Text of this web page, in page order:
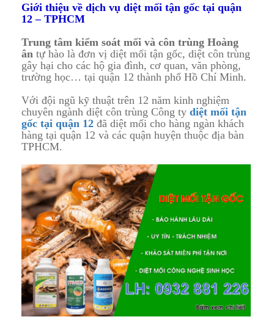
Giới thiệu về dịch vụ diệt mối tận gốc tại quận
12 – TPHCM
Trung tâm kiểm soát mối và côn trùng Hoàng
ân tự hào là đơn vị diệt mối tận gốc, diệt côn trùng
gây hại cho các hộ gia đình, cơ quan, văn phòng,
trường học… tại quận 12 thành phố Hồ Chí Minh.
Với đội ngũ kỹ thuật trên 12 năm kinh nghiệm
chuyên ngành diệt côn trùng Công ty diệt mối tận
gốc tại quận 12 đã diệt mối cho hàng ngàn khách
hàng tại quận 12 và các quận huyện thuộc địa bàn
TPHCM.